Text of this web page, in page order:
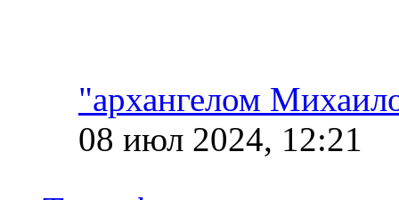
"архангелом
08 июл 2024, 12:21